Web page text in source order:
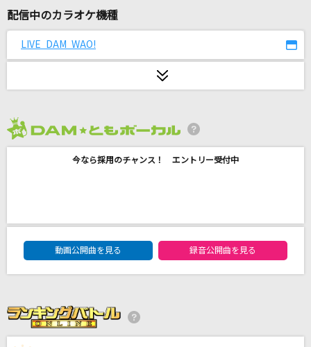
爆裂愛してる
M!LK
幽閉サテライト
[生音]レイメイ
サインはB -アイ Solo Ver.-
配信中のカラオケ機種
LIVE DAM WAO!
今なら採用のチャンス！ エントリー受付中
DAM★ともボーカルエントリーランキング
動画公開曲を見る
録音公開曲を見る